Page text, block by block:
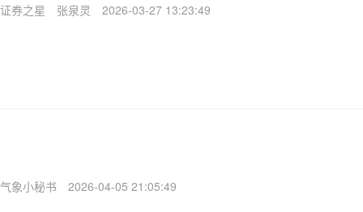
证券之星 张泉灵 2026-03-27 13:23:49
气象小秘书 2026-04-05 21:05:49